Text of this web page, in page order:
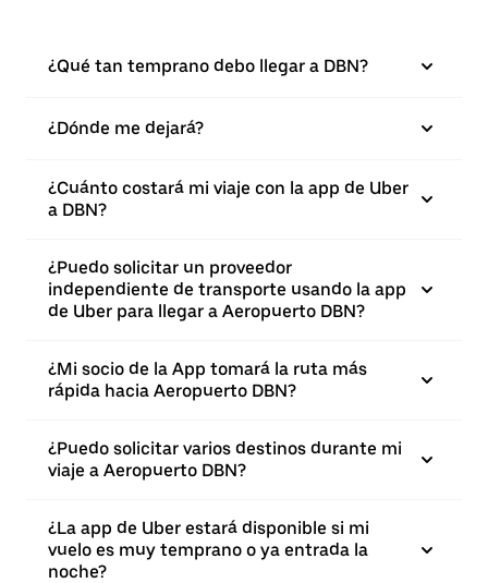
¿Qué tan temprano debo llegar a DBN?
¿Dónde me dejará?
¿Cuánto costará mi viaje con la app de Uber
a DBN?
¿Puedo solicitar un proveedor
independiente de transporte usando la app
de Uber para llegar a Aeropuerto DBN?
¿Mi socio de la App tomará la ruta más
rápida hacia Aeropuerto DBN?
¿Puedo solicitar varios destinos durante mi
viaje a Aeropuerto DBN?
¿La app de Uber estará disponible si mi
vuelo es muy temprano o ya entrada la
noche?